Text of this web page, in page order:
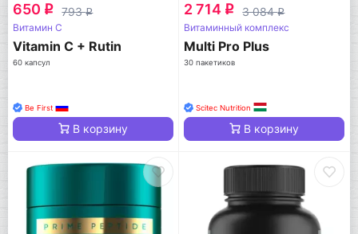
650 q 793q
Витамин C
Vitamin C + Rutin
60 капсул
Be First
В корзину
2 714 q 3 084q
Витаминный комплекс
Multi Pro Plus
30 пакетиков
Scitec Nutrition
В корзину